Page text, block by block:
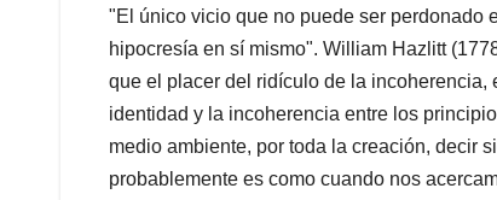
"El único vicio que no puede ser perdonado
hipocresía en sí mismo". William Hazlitt
que el placer del ridículo de la
identidad y la incoherencia entre los
medio ambiente, por toda la creación, decir
probablemente es como cuando nos